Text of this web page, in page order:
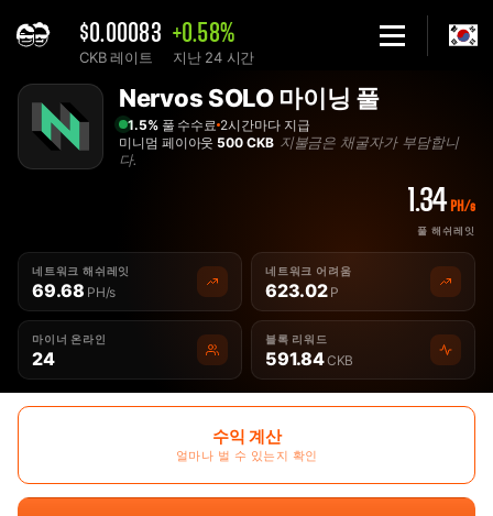
$0.00083
CKB 레이트
+0.58%
지난 24 시간
Home
솔로 Nervos CKB 마이닝 풀 - 2Miners
Nervos SOLO 마이닝 풀
1.5%풀 수수료 2시간마다 지급
미니멈 페이아웃500 CKB 지불금은 채굴자가 부담합니
다.
1.34 PH/s
풀 해쉬레잇
네트워크 해쉬레잇
69.68 PH/s
네트워크 어려움
623.02 P
마이너 온라인
24
블록 리워드
591.84CKB
수익 계산
얼마나 벌 수 있는지 확인